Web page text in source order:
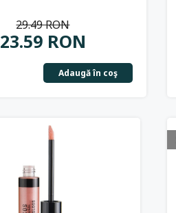
23.59 RON
29.49 RON
Adaugă în coş